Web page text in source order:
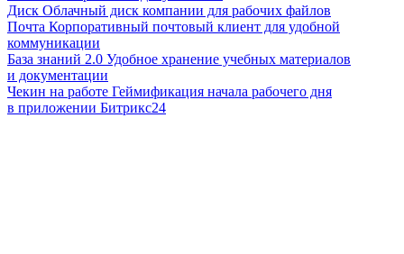
Диск Облачный диск компании для рабочих файлов
Почта Корпоративный почтовый клиент для удобной
коммуникации
База знаний 2.0 Удобное хранение учебных материалов
и документации
Чекин на работе Геймификация начала рабочего дня
в приложении Битрикс24